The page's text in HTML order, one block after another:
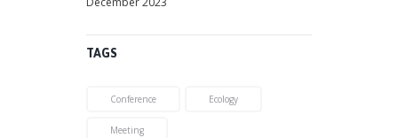
TAGS
Conference Ecology
Meeting